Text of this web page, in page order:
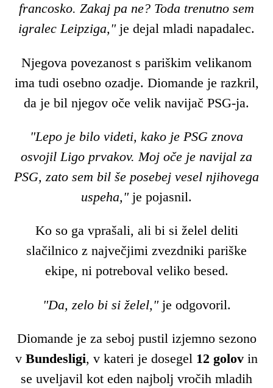
francosko. Zakaj pa ne? Toda trenutno sem
igralec Leipziga,"je dejal mladi napadalec.
Njegova povezanost s pariškim velikanom
ima tudi osebno ozadje. Diomande je razkril,
da je bil njegov oče velik navijač PSG-ja.
"Lepo je bilo videti, kako je PSG znova
osvojil Ligo prvakov. Moj oče je navijal za
PSG, zato sem bil še posebej vesel njihovega
uspeha,"je pojasnil.
Ko so ga vprašali, ali bi si želel deliti
slačilnico z največjimi zvezdniki pariške
ekipe, ni potreboval veliko besed.
"Da, zelo bi si želel,"je odgovoril.
Diomande je za seboj pustil izjemno sezono
v Bundesligi, v kateri je dosegel 12 golov in
se uveljavil kot eden najbolj vročih mladih